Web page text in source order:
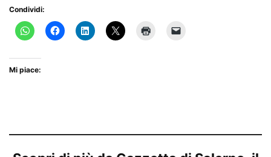
Condividi:
Mi piace: